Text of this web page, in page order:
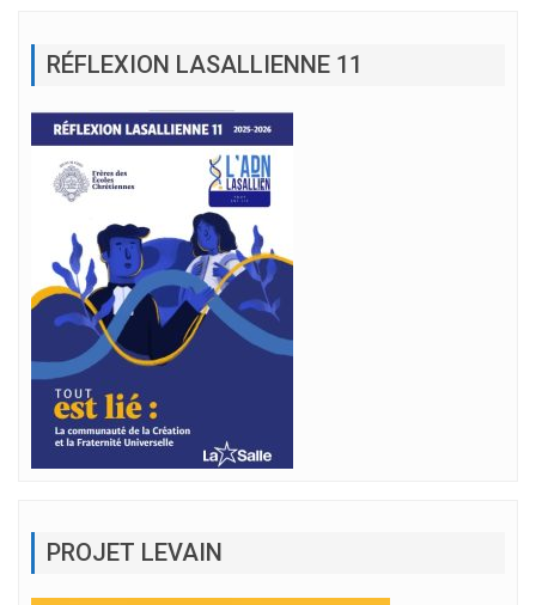
RÉFLEXION LASALLIENNE 11
PROJET LEVAIN